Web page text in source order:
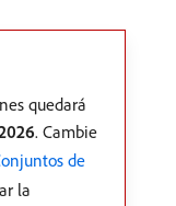
quedará
. Cambie
de
la